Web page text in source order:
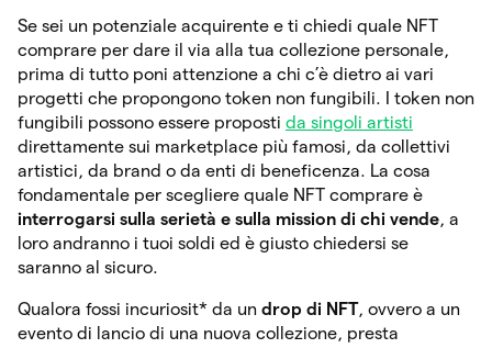
Se sei un potenziale acquirente e ti chiedi quale NFT
comprare per dare il via alla tua collezione personale,
prima di tutto poni attenzione a chi c’è dietro ai vari
progetti che propongono token non fungibili. I token non
fungibili possono essere proposti da singoli artisti
direttamente sui marketplace più famosi, da collettivi
artistici, da brand o da enti di beneficenza. La cosa
fondamentale per scegliere quale NFT comprare è
interrogarsi sulla serietà e sulla mission di chi vende, a
loro andranno i tuoi soldi ed è giusto chiedersi se
saranno al sicuro.
Qualora fossi incuriosit* da un drop di NFT, ovvero a un
evento di lancio di una nuova collezione, presta